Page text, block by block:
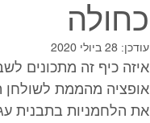
כחולה
עודכן: 28 ביולי 2020
איזה כיף זה מתכונים
אופציה מהממת לשולחן
את הלחמניות בתבנית